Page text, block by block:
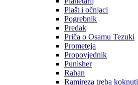
Plašt i očnjaci
Pogrebnik
Predak
Priča o Osamu Tezuki
Prometeja
Propovjednik
Punisher
Rahan
Ramireza treba koknuti